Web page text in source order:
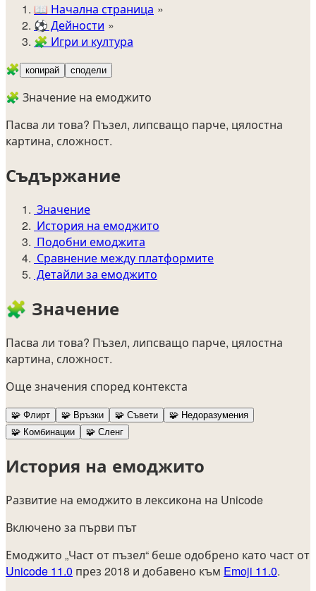
📖 Начална страница
⚽️ Дейности
🧩 Игри и култура
🧩 копирай сподели
🧩 Значение на емоджито
Пасва ли това? Пъзел, липсващо парче, цялостна
картина, сложност.
Съдържание
Значение
История на емоджито
Подобни емоджита
Сравнение между платформите
Детайли за емоджито
🧩 Значение
Пасва ли това? Пъзел, липсващо парче, цялостна
картина, сложност.
Още значения според контекста
🧩 Флирт 🧩 Връзки 🧩 Съвети 🧩 Недоразумения
🧩 Комбинации 🧩 Сленг
История на емоджито
Развитие на емоджито в лексикона на Unicode
Включено за първи път
Емоджито „Част от пъзел“ беше одобрено като част от
Unicode 11.0 през 2018 и добавено към Emoji 11.0.